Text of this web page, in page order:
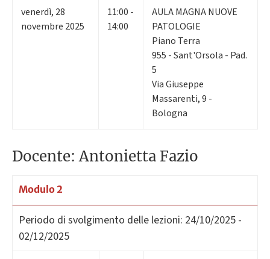
venerdì, 28
novembre 2025
11:00 -
14:00
AULA MAGNA NUOVE
PATOLOGIE
Piano Terra
955 - Sant'Orsola - Pad.
5
Via Giuseppe
Massarenti, 9 -
Bologna
Docente: Antonietta Fazio
Modulo 2
Periodo di svolgimento delle lezioni: 24/10/2025 -
02/12/2025